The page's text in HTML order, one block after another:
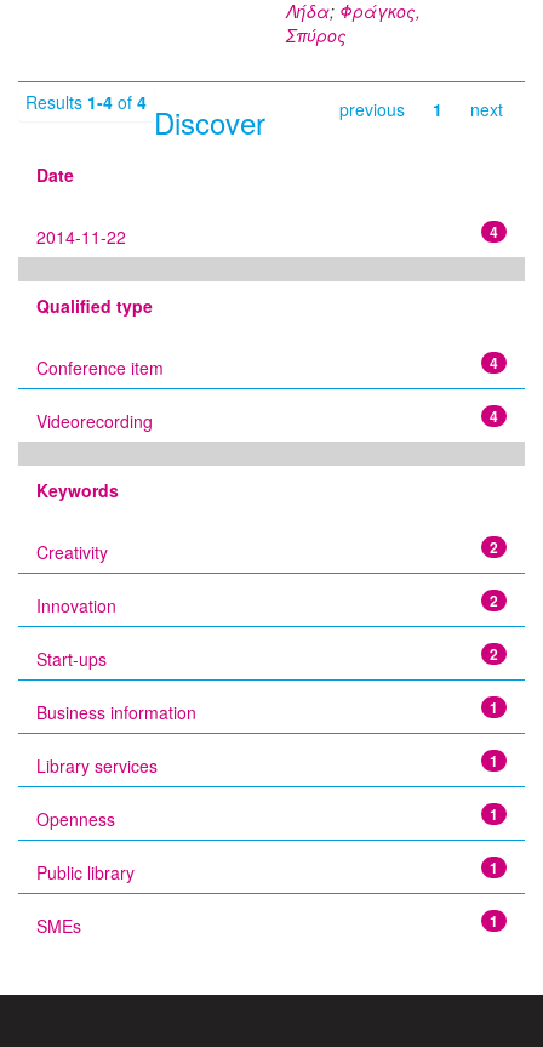
Λήδα; Φράγκος,
Σπύρος
Results 1-4 of 4 previous 1 next
Discover
Date
4
2014-11-22
Qualified type
4
Conference item
4
Videorecording
Keywords
2
Creativity
2
Innovation
2
Start-ups
1
Business information
1
Library services
1
Openness
1
Public library
1
SMEs